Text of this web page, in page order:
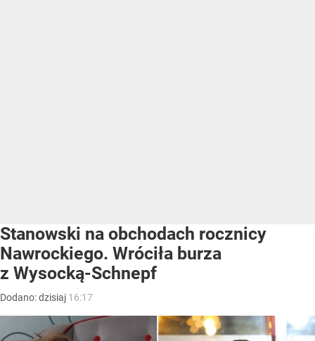
Stanowski na obchodach rocznicy
Nawrockiego. Wróciła burza
z Wysocką-Schnepf
Dodano:dzisiaj 16:17